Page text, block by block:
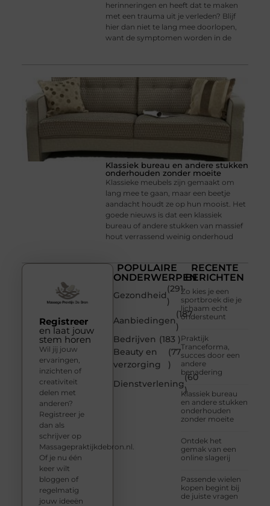
herinneringen en heeft dat te maken
met een trauma uit je verleden? Blijf
hier dan niet te lang mee doorlopen,
want de symptomen worden in de
Klassiek bureau en andere stukken
onderhouden zonder moeite
Klassieke meubels zijn gemaakt om
lang mee te gaan, maar een beetje
aandacht houdt ze op hun mooist. Het
goede nieuws is dat een klassiek
bureau of andere stukken van massief
hout verrassend weinig onderhoud
POPULAIRE
ONDERWERPEN
Gezondheid
(291
)
Aanbiedingen
(187
)
Bedrijven (183 )
Beauty en
verzorging
(77
)
Dienstverlening
(60
)
RECENTE
BERICHTEN
Zo kies je een
sportbroek die je
lichaam echt
ondersteunt
Praktijk
Tranceforma,
succes door een
andere
benadering
Klassiek bureau
en andere stukken
onderhouden
zonder moeite
Ontdek het
gemak van een
online slagerij
Passende wielen
kopen begint bij
de juiste vragen
Registreer
en laat jouw
stem horen
Wil jij jouw
ervaringen,
inzichten of
creativiteit
delen met
anderen?
Registreer je
dan als
schrijver op
Massagepraktijkdebron.nl.
Of je nu één
keer wilt
bloggen of
regelmatig
jouw ideeën